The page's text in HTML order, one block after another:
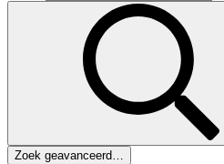
Zoek geavanceerd…